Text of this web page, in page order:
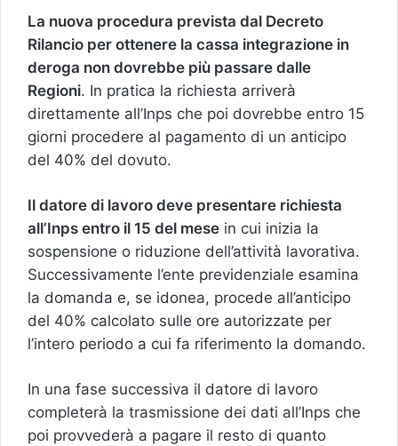
La nuova procedura prevista dal Decreto
Rilancio per ottenere la cassa integrazione in
deroga non dovrebbe più passare dalle
Regioni. In pratica la richiesta arriverà
direttamente all’Inps che poi dovrebbe entro 15
giorni procedere al pagamento di un anticipo
del 40% del dovuto.
Il datore di lavoro deve presentare richiesta
all’Inps entro il 15 del mese in cui inizia la
sospensione o riduzione dell’attività lavorativa.
Successivamente l’ente previdenziale esamina
la domanda e, se idonea, procede all’anticipo
del 40% calcolato sulle ore autorizzate per
l’intero periodo a cui fa riferimento la domando.
In una fase successiva il datore di lavoro
completerà la trasmissione dei dati all’Inps che
poi provvederà a pagare il resto di quanto